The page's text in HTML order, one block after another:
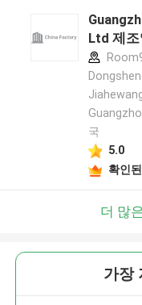
Ltd 제
국
5.0
확인
더 많
가장